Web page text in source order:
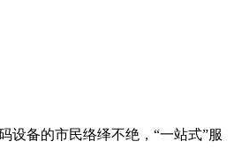
设备的市民络绎不绝，“一站式”服